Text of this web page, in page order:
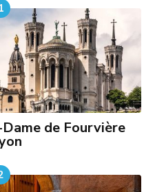
de Fourvière